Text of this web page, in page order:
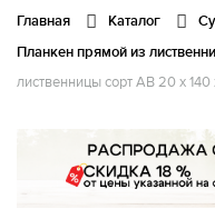
Главная Каталог
Планкен прямой из
лиственницы сорт АВ 20 x 140